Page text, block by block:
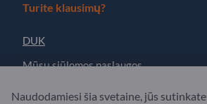
Turite klausimų?
DUK
Mūsų siūlomos paslaugos
Naudodamiesi šia svetaine, jūs sutinkate